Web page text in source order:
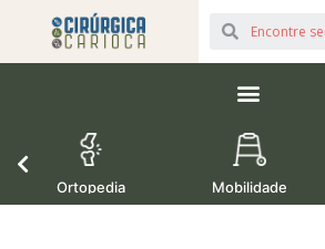
Ortopedia Mobilidade